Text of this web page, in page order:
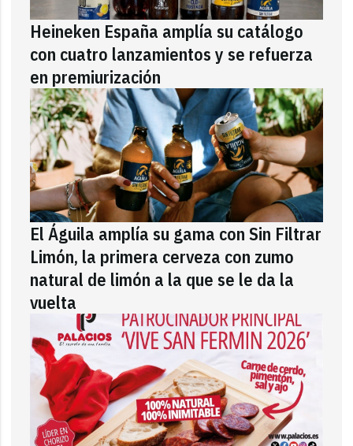
Heineken España amplía su catálogo
con cuatro lanzamientos y se refuerza
en premiurización
El Águila amplía su gama con Sin Filtrar
Limón, la primera cerveza con zumo
natural de limón a la que se le da la
vuelta